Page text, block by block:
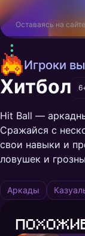
Оставаясь на
Игроки
Хитбол
Hit Ball —
Сражайся с
свои навыки и
ловушек и
Аркады